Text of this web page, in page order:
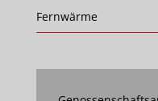
Fernwärme